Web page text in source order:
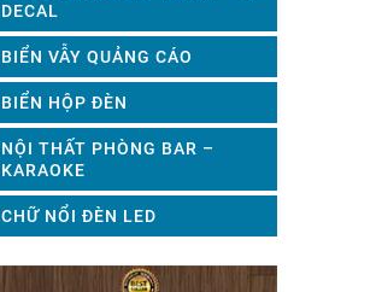
DECAL
BIỂN VẪY QUẢNG CÁO
BIỂN HỘP ĐÈN
NỘI THẤT PHÒNG BAR –
KARAOKE
CHỮ NỔI ĐÈN LED